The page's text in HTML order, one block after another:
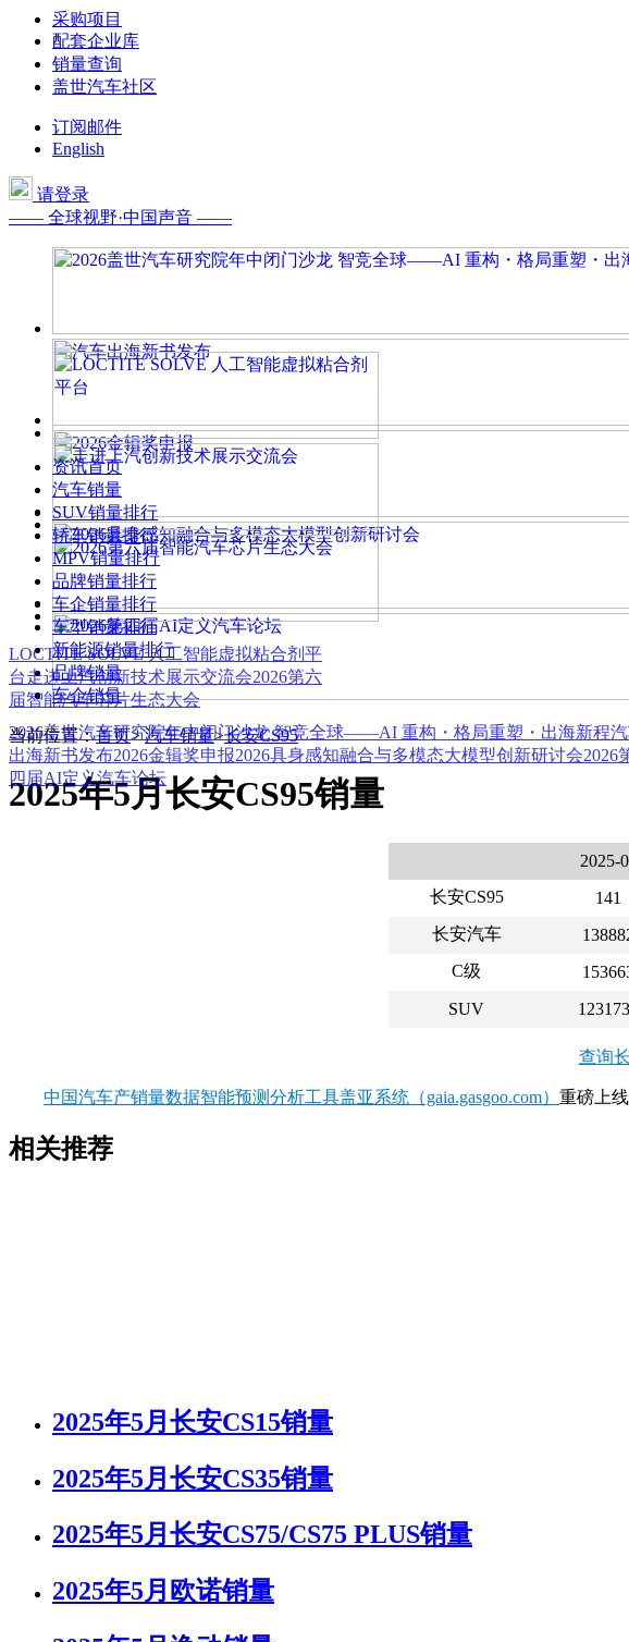
采购项目
配套企业库
销量查询
盖世汽车社区
订阅邮件
English
请登录
—— 全球视野·中国声音 ——
2026盖世汽车研究院年中闭门沙龙 智竞全球——AI 重构・格局重塑・出海新程
出海新书发布2026金辑奖申报2026具身感知融合与多模态大模型创新研讨会2026
四届AI定义汽车论坛
LOCTITE SOLVE 人工智能虚拟粘合剂平
台走进上汽创新技术展示交流会2026第六
届智能汽车芯片生态大会
资讯首页
汽车销量
SUV销量排行
轿车销量排行
MPV销量排行
品牌销量排行
车企销量排行
车型销量排行
新能源销量排行
品牌销量
车企销量
当前位置：首页>汽车销量>长安CS95
2025年5月长安CS95销量
2025-
长安CS95
141
长安汽车
C级
SUV
查询
中国汽车产销量数据智能预测分析工具盖亚系统（gaia.gasgoo.com） 重磅上
相关推荐
2025年5月长安CS15销量
2025年5月长安CS35销量
2025年5月长安CS75/CS75 PLUS销量
2025年5月欧诺销量